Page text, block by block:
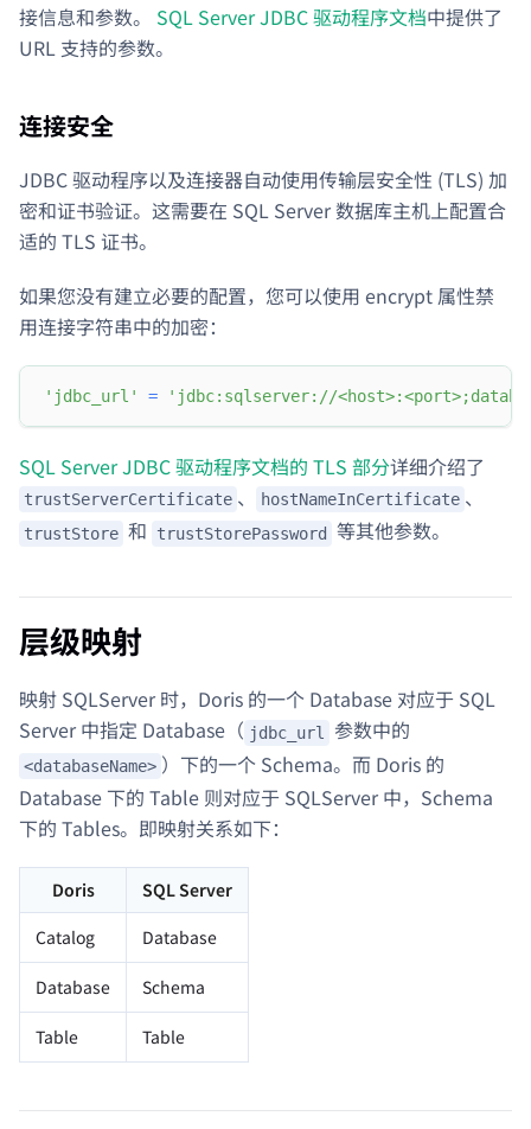
接信息和参数。 SQL Server JDBC 驱动程序文档中提供了
URL 支持的参数。
连接安全
JDBC 驱动程序以及连接器自动使用传输层安全性 (TLS) 加
密和证书验证。这需要在 SQL Server 数据库主机上配置合
适的 TLS 证书。
如果您没有建立必要的配置，您可以使用 encrypt 属性禁
用连接字符串中的加密：
'jdbc_url' = 'jdbc:sqlserver://
SQL Server JDBC 驱动程序文档的 TLS 部分详细介绍了
trustServerCertificate 、 hostNameInCertificate 、
trustStore 和 trustStorePassword 等其他参数。
层级映射
映射 SQLServer 时，Doris 的一个 Database 对应于 SQL
Server 中指定 Database（ jdbc_url 参数中的
<databaseName> ）下的一个 Schema。而 Doris 的
Database 下的 Table 则对应于 SQLServer 中，Schema
下的 Tables。即映射关系如下：
Doris
SQL Server
Catalog
Database
Database Schema
Table Table